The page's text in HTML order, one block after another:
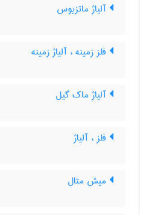
آلیاژ ماتزیوس
فلز زمینه ، آلیاژ زمینه
آلیاژ ماک گیل
فلز ، آلیاژ
میش متال